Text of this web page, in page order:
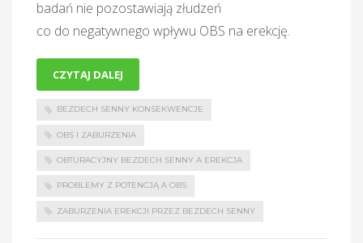
badań nie pozostawiają złudzeń
co do negatywnego wpływu OBS na erekcję.
BEZDECH SENNY KONSEKWENCJE
OBS I ZABURZENIA
OBTURACYJNY BEZDECH SENNY A EREKCJA
PROBLEMY Z POTENCJĄ A OBS
ZABURZENIA EREKCJI PRZEZ BEZDECH SENNY
CZYTAJ DALEJ